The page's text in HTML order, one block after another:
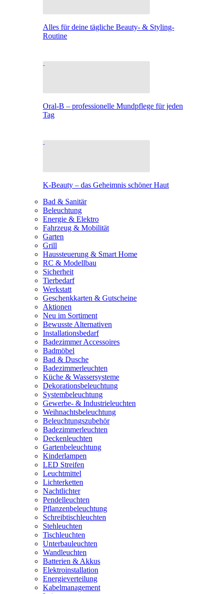
Alles für deine tägliche Beauty- & Styling-
Routine
Oral-B – professionelle Mundpflege für jeden
Tag
K-Beauty – das Geheimnis schöner Haut
Bad & Sanitär
Beleuchtung
Energie & Elektro
Fahrzeug & Mobilität
Garten
Grill
Haussteuerung & Smart Home
RC & Modellbau
Sicherheit
Tierbedarf
Werkstatt
Geschenkkarten & Gutscheine
Aktionen
Neu im Sortiment
Bewusste Alternativen
Installationsbedarf
Badezimmer Accessoires
Badmöbel
Bad & Dusche
Badezimmerleuchten
Küche & Wassersysteme
Dekorationsbeleuchtung
Systembeleuchtung
Gewerbe- & Industrieleuchten
Weihnachtsbeleuchtung
Beleuchtungszubehör
Badezimmerleuchten
Deckenleuchten
Gartenbeleuchtung
Kinderlampen
LED Streifen
Leuchtmittel
Lichterketten
Nachtlichter
Pendelleuchten
Pflanzenbeleuchtung
Schreibtischleuchten
Stehleuchten
Tischleuchten
Unterbauleuchten
Wandleuchten
Batterien & Akkus
Elektroinstallation
Energieverteilung
Kabelmanagement